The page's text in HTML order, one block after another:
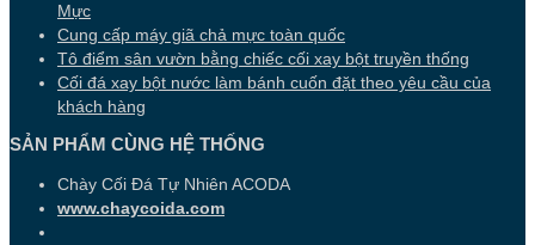
Mực
Cung cấp máy giã chả mực toàn quốc
Tô điểm sân vườn bằng chiếc cối xay bột truyền thống
Cối đá xay bột nước làm bánh cuốn đặt theo yêu cầu của
khách hàng
SẢN PHẨM CÙNG HỆ THỐNG
Chày Cối Đá Tự Nhiên ACODA
www.chaycoida.com